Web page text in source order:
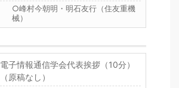
○峰村今朝明・明石友行（住友重機
械）
電子情報通信学会代表挨拶（10分）
（原稿なし）